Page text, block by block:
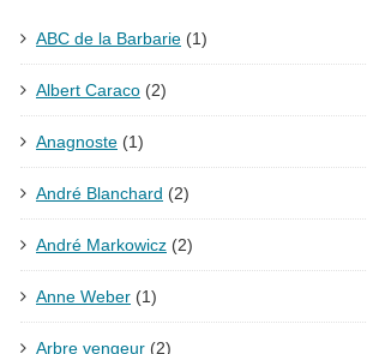
ABC de la Barbarie (1)
Albert Caraco (2)
Anagnoste (1)
André Blanchard (2)
André Markowicz (2)
Anne Weber (1)
Arbre vengeur (2)